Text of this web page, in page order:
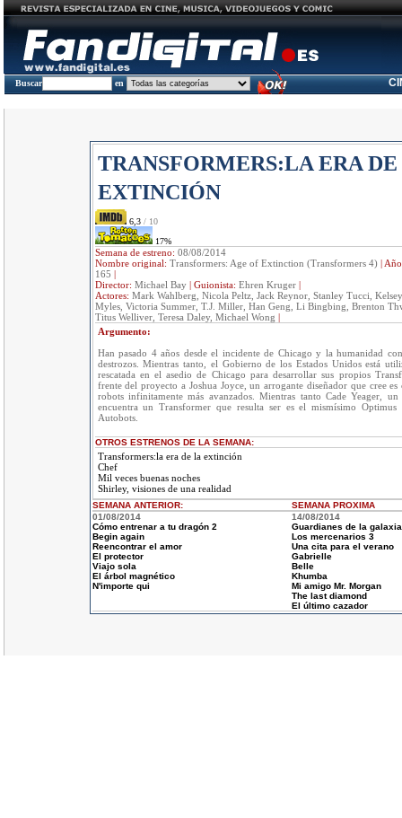
Buscar en
TRANSFORMERS:LA ERA
EXTINCIÓN
6,3 / 10
17%
Semana de estreno: 08/08/2014
Nombre original: Transformers: Age of Extinction (Transformers 4)|
165 |
Director: Michael Bay| Guionista: Ehren Kruger|
Actores: Mark Wahlberg, Nicola Peltz, Jack Reynor, Stanley Tucci,
Myles, Victoria Summer, T.J. Miller, Han Geng, Li Bingbing, Brenton
Titus Welliver, Teresa Daley, Michael Wong |
Argumento:
Han pasado 4 años desde el incidente de Chicago y la humanidad
destrozos. Mientras tanto, el Gobierno de los Estados Unidos está
rescatada en el asedio de Chicago para desarrollar sus propios
frente del proyecto a Joshua Joyce, un arrogante diseñador que cree es
robots infinitamente más avanzados. Mientras tanto Cade Yeager,
encuentra un Transformer que resulta ser es el mismísimo
Autobots.
OTROS ESTRENOS DE LA SEMANA:
Transformers:la era de la extinción
Chef
Mil veces buenas noches
Shirley, visiones de una realidad
SEMANA ANTERIOR: SEMANA PROXIMA
01/08/2014
Cómo entrenar a tu dragón 2
Begin again
Reencontrar el amor
El protector
Viajo sola
El árbol magnético
N'importe qui
14/08/2014
Guardianes de la galaxia
Los mercenarios 3
Una cita para el verano
Gabrielle
Belle
Khumba
Mi amigo Mr. Morgan
The last diamond
El último cazador